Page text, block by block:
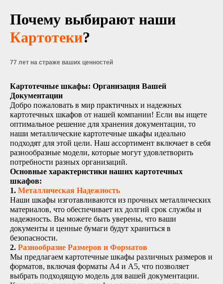
Почему выбирают наши
Картотеки?
77 лет на страже ваших ценностей
Картотечные шкафы: Организация Вашей
Документации
Добро пожаловать в мир практичных и надежных
картотечных шкафов от нашей компании! Если вы ищете
оптимальное решение для хранения документации, то
наши металлические картотечные шкафы идеально
подходят для этой цели. Наш ассортимент включает в себя
разнообразные модели, которые могут удовлетворить
потребности разных организаций.
Основные характеристики наших картотечных
шкафов:
1. Металлическая Надежность
Наши шкафы изготавливаются из прочных металлических
материалов, что обеспечивает их долгий срок службы и
надежность. Вы можете быть уверены, что ваши
документы и ценные бумаги будут храниться в
безопасности.
2. Разнообразие Размеров и Форматов
Мы предлагаем картотечные шкафы различных размеров и
форматов, включая форматы А4 и А5, что позволяет
выбрать подходящую модель для вашей документации.